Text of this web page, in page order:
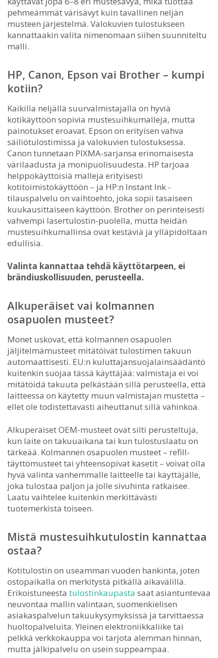
pehmeämmät värisävyt kuin tavallinen neljän
musteen järjestelmä. Valokuvien tulostukseen
kannattaakin valita nimenomaan siihen suunniteltu
malli.
HP, Canon, Epson vai Brother – kumpi
kotiin?
Kaikilla neljällä suurvalmistajalla on hyviä
kotikäyttöön sopivia mustesuihkumalleja, mutta
painotukset eroavat. Epson on erityisen vahva
säiliötulostimissa ja valokuvien tulostuksessa.
Canon tunnetaan PIXMA-sarjansa erinomaisesta
värilaadusta ja monipuolisuudesta. HP tarjoaa
helppokäyttöisiä malleja erityisesti
kotitoimistokäyttöön – ja HP:n Instant Ink -
tilauspalvelu on vaihtoehto, joka sopii tasaiseen
kuukausittaiseen käyttöön. Brother on perinteisesti
vahvempi lasertulostin-puolella, mutta heidän
mustesuihkumallinsa ovat kestäviä ja ylläpidoltaan
edullisia.
Valinta kannattaa tehdä käyttötarpeen, ei
brändiuskollisuuden, perusteella.
Alkuperäiset vai kolmannen
osapuolen musteet?
Monet uskovat, että kolmannen osapuolen
jäljitelmämusteet mitätöivät tulostimen takuun
automaattisesti. EU:n kuluttajansuojalainsäädäntö
kuitenkin suojaa tässä käyttäjää: valmistaja ei voi
mitätöidä takuuta pelkästään sillä perusteella, että
laitteessa on käytetty muun valmistajan mustetta –
ellet ole todistettavasti aiheuttanut sillä vahinkoa.
Alkuperäiset OEM-musteet ovat silti perusteltuja,
kun laite on takuuaikana tai kun tulostuslaatu on
tärkeää. Kolmannen osapuolen musteet – refill-
täyttömusteet tai yhteensopivat kasetit – voivat olla
hyvä valinta vanhemmalle laitteelle tai käyttäjälle,
joka tulostaa paljon ja jolle sivuhinta ratkaisee.
Laatu vaihtelee kuitenkin merkittävästi
tuotemerkistä toiseen.
Mistä mustesuihkutulostin kannattaa
ostaa?
Kotitulostin on useamman vuoden hankinta, joten
ostopaikalla on merkitystä pitkällä aikavälillä.
Erikoistuneesta tulostinkaupasta saat asiantuntevaa
neuvontaa mallin valintaan, suomenkielisen
asiakaspalvelun takuukysymyksissä ja tarvittaessa
huoltopalveluita. Yleinen elektroniikkaliike tai
pelkkä verkkokauppa voi tarjota alemman hinnan,
mutta jälkipalvelu on usein suppeampaa.